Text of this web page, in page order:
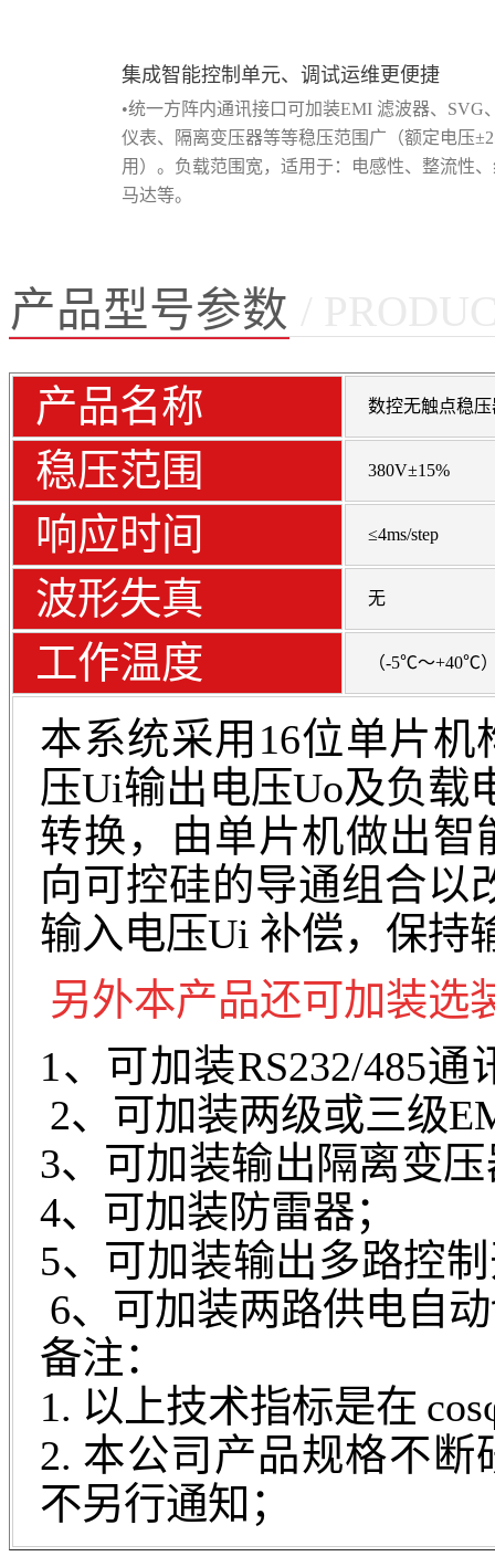
集成智能控制单元、调试运维更便捷
•统一方阵内通讯接口可加装EMI 滤波器、SVG
仪表、隔离变压器等等稳压范围广（额定电压
用）。负载范围宽，适用于：电感性、整流性
马达等。
产品型号参数
产品名称 数控无触点稳压
稳压范围 380V±15%
响应时间 ≤4ms/step
波形失真 无
工作温度 （-5℃～+40℃
本系统采用16位单片
压Ui输出电压Uo及负载
转换，由单片机做出
向可控硅的导通组合以
输入电压Ui 补偿，保持
另外本产品还可加装选
1、可加装
2、可加装两级或三级
3、可加装
4、可加装防雷器；
5、可加装输
6、可加装两路供电自
备注：
1. 以上技术指标是在
2. 本公司产品规格不
不另行通知；